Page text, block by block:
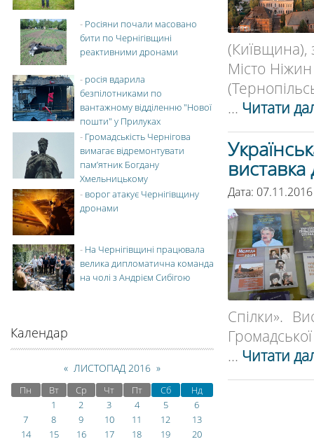
(Київщина),
Місто
... Читати
Дата:
Спілки».
... Читати
- Росіяни почали масовано
бити по Чернігівщині
реактивними дронами
- росія вдарила
безпілотниками по
вантажному відділенню "Нової
пошти" у Прилуках
- Громадськість Чернігова
вимагає відремонтувати
пам’ятник Богдану
Хмельницькому
- ворог атакує Чернігівщину
дронами
- На Чернігівщині працювала
велика дипломатична команда
на чолі з Андрієм Сибігою
Календар
« ЛИСТОПАД 2016 »
Пн Вт Ср Чт Пт Сб
Нд
1
2 3 4 5
6
7
8 9 10 11 12
13
14
15 16 17 18 19
20